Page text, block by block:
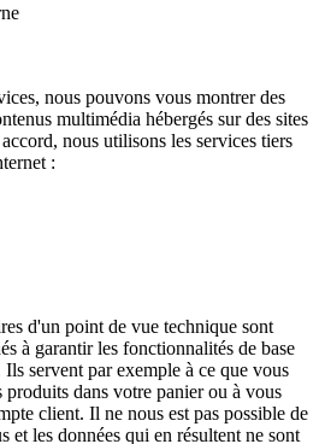
nous pouvons vous montrer des
multimédia hébergés sur des sites
nous utilisons les services tiers
:
d'un point de vue technique sont
à garantir les fonctionnalités de base
servent par exemple à ce que vous
produits dans votre panier ou à vous
client. Il ne nous est pas possible de
et les données qui en résultent ne sont